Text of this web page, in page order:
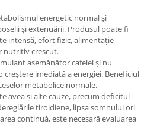
energetic normal și
și extenuării. Produsul poate fi
intensă, efort fizic, alimentație
nutritiv crescut.
asemănător cafelei și nu
imediată a energiei. Beneficiul
metabolice normale.
avea și alte cauze, precum deficitul
tiroidiene, lipsa somnului ori
continuă, este necesară evaluarea